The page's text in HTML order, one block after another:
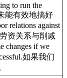
to run the
能有效地搞好
relations against
劳资关系与削减
changes if we
如果我们